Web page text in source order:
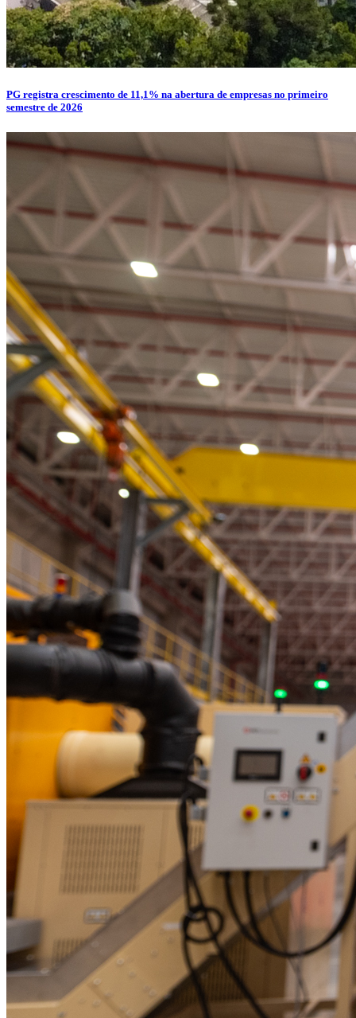
PG registra crescimento de 11,1% na abertura de empresas no primeiro
semestre de 2026